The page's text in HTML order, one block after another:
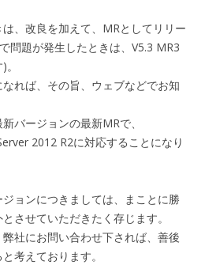
、改良を加えて、MRとしてリリー
問題が発生したときは、V5.3 MR3
れば、その旨、ウェブなどでお知
バージョンの最新MRで、
2012 R2に対応することになり
ョンにつきましては、まことに勝
させていただきたく存じます。
社にお問い合わせ下されば、善後
考えております。